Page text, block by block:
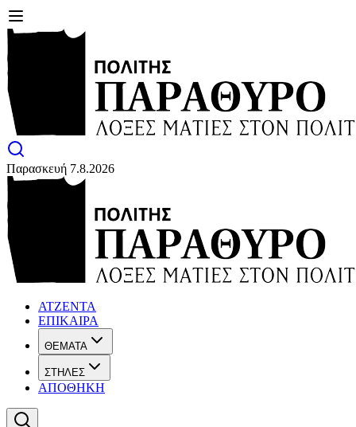
Παρασκευή 7.8.2026
ΑΤΖΕΝΤΑ
ΕΠΙΚΑΙΡΑ
ΘΕΜΑΤΑ
ΣΤΗΛΕΣ
ΑΠΟΘΗΚΗ